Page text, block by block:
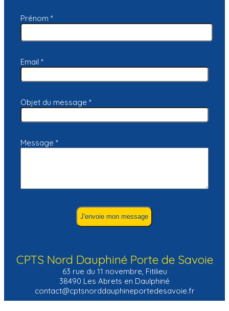
Prénom *
Email *
Objet du message *
Message *
J'envoie mon message
champ.
CPTS Nord Dauphiné Porte de Savoie
63 rue du 11 novembre, Fitilieu
38490 Les Abrets en Daulphiné
contact@cptsnorddauphineportedesavoie.fr